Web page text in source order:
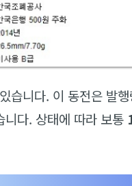
니다. 이 동전은 발행
다. 상태에 따라 보통